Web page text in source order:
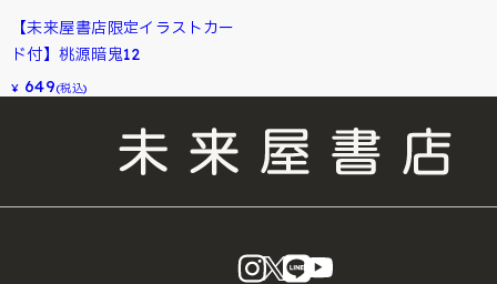
【未来屋書店限定イラストカー
ド付】桃源暗鬼12
¥ 649(税込)
instagram
X LINE